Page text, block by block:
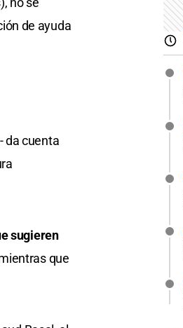
de ayuda
da cuenta
sugieren
que